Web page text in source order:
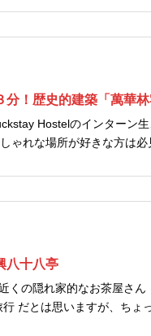
分！歴史的建築「萬華
Hostelのインターン
ゃれな場所が好きな方は必
八十八亭
くの隠れ家的なお茶屋さ
だとは思いますが、ちょ